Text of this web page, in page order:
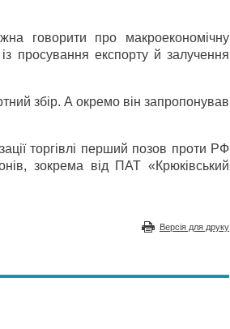
говорити про макроекономічну
просування експорту й залучення
збір. А окремо він запропонував
торгівлі перший позов проти РФ
зокрема від ПАТ «Крюківський
Версія для друку